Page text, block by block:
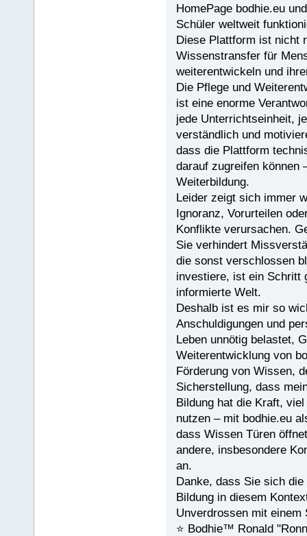
HomePage bodhie.eu
Schüler weltweit
Diese Plattform ist nicht
Wissenstransfer für
weiterentwickeln und
Die Pflege und
ist eine enorme
jede Unterrichtseinheit,
verständlich und
dass die Plattform
darauf zugreifen können
Weiterbildung.
Leider zeigt sich immer
Ignoranz, Vorurteilen
Konflikte verursachen.
Sie verhindert
die sonst verschlossen
investiere, ist ein Schritt
informierte Welt.
Deshalb ist es mir so
Anschuldigungen und
Leben unnötig belastet,
Weiterentwicklung von
Förderung von Wissen,
Sicherstellung, dass
Bildung hat die Kraft,
nutzen – mit bodhie.eu
dass Wissen Türen
andere, insbesondere
an.
Danke, dass Sie sich
Bildung in diesem
Unverdrossen mit einem
⭐️ Bodhie™ Ronald